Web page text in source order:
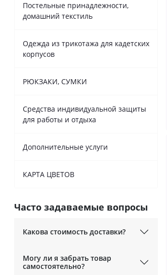
зимняя для работы и отдыха
Повседневная мужская и
женская обувь
Резиновая и ПВХ обувь
Постельные принадлежности,
домашний текстиль
Одежда из трикотажа для кадетских
корпусов
РЮКЗАКИ, СУМКИ
Средства индивидуальной защиты
для работы и отдыха
Дополнительные услуги
КАРТА ЦВЕТОВ
Часто задаваемые вопросы
Какова стоимость доставки?
Могу ли я забрать товар
самостоятельно?